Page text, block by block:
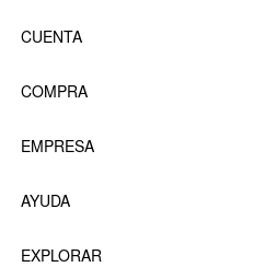
CUENTA
COMPRA
EMPRESA
AYUDA
EXPLORAR